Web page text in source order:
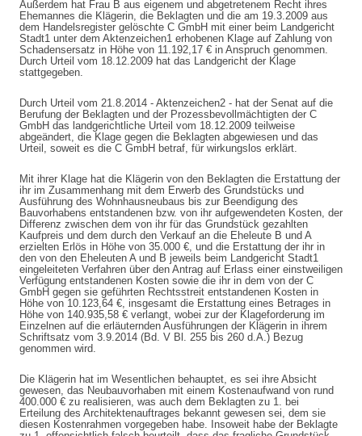
Außerdem hat Frau B aus eigenem und abgetretenem Recht ihres
Ehemannes die Klägerin, die Beklagten und die am 19.3.2009 aus
dem Handelsregister gelöschte C GmbH mit einer beim Landgericht
Stadt1 unter dem Aktenzeichen1 erhobenen Klage auf Zahlung von
Schadensersatz in Höhe von 11.192,17 € in Anspruch genommen.
Durch Urteil vom 18.12.2009 hat das Landgericht der Klage
stattgegeben.
Durch Urteil vom 21.8.2014 - Aktenzeichen2 - hat der Senat auf die
Berufung der Beklagten und der Prozessbevollmächtigten der C
GmbH das landgerichtliche Urteil vom 18.12.2009 teilweise
abgeändert, die Klage gegen die Beklagten abgewiesen und das
Urteil, soweit es die C GmbH betraf, für wirkungslos erklärt.
Mit ihrer Klage hat die Klägerin von den Beklagten die Erstattung der
ihr im Zusammenhang mit dem Erwerb des Grundstücks und
Ausführung des Wohnhausneubaus bis zur Beendigung des
Bauvorhabens entstandenen bzw. von ihr aufgewendeten Kosten, der
Differenz zwischen dem von ihr für das Grundstück gezahlten
Kaufpreis und dem durch den Verkauf an die Eheleute B und A
erzielten Erlös in Höhe von 35.000 €, und die Erstattung der ihr in
den von den Eheleuten A und B jeweils beim Landgericht Stadt1
eingeleiteten Verfahren über den Antrag auf Erlass einer einstweiligen
Verfügung entstandenen Kosten sowie die ihr in dem von der C
GmbH gegen sie geführten Rechtsstreit entstandenen Kosten in
Höhe von 10.123,64 €, insgesamt die Erstattung eines Betrages in
Höhe von 140.935,58 € verlangt, wobei zur der Klageforderung im
Einzelnen auf die erläuternden Ausführungen der Klägerin in ihrem
Schriftsatz vom 3.9.2014 (Bd. V Bl. 255 bis 260 d.A.) Bezug
genommen wird.
Die Klägerin hat im Wesentlichen behauptet, es sei ihre Absicht
gewesen, das Neubauvorhaben mit einem Kostenaufwand von rund
400.000 € zu realisieren, was auch dem Beklagten zu 1. bei
Erteilung des Architektenauftrages bekannt gewesen sei, dem sie
diesen Kostenrahmen vorgegeben habe. Insoweit habe der Beklagte